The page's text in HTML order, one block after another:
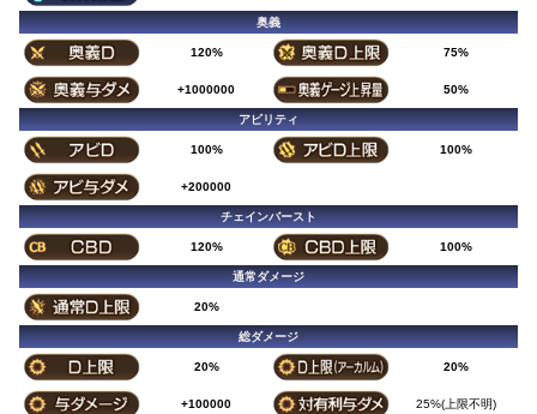
奥義
120% 75%
+1000000 50%
アビリティ
100% 100%
+200000
チェインバースト
120% 100%
通常ダメージ
20%
総ダメージ
20% 20%
+100000 25%(上限不明)